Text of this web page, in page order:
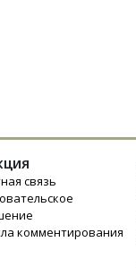
связь
комментирования